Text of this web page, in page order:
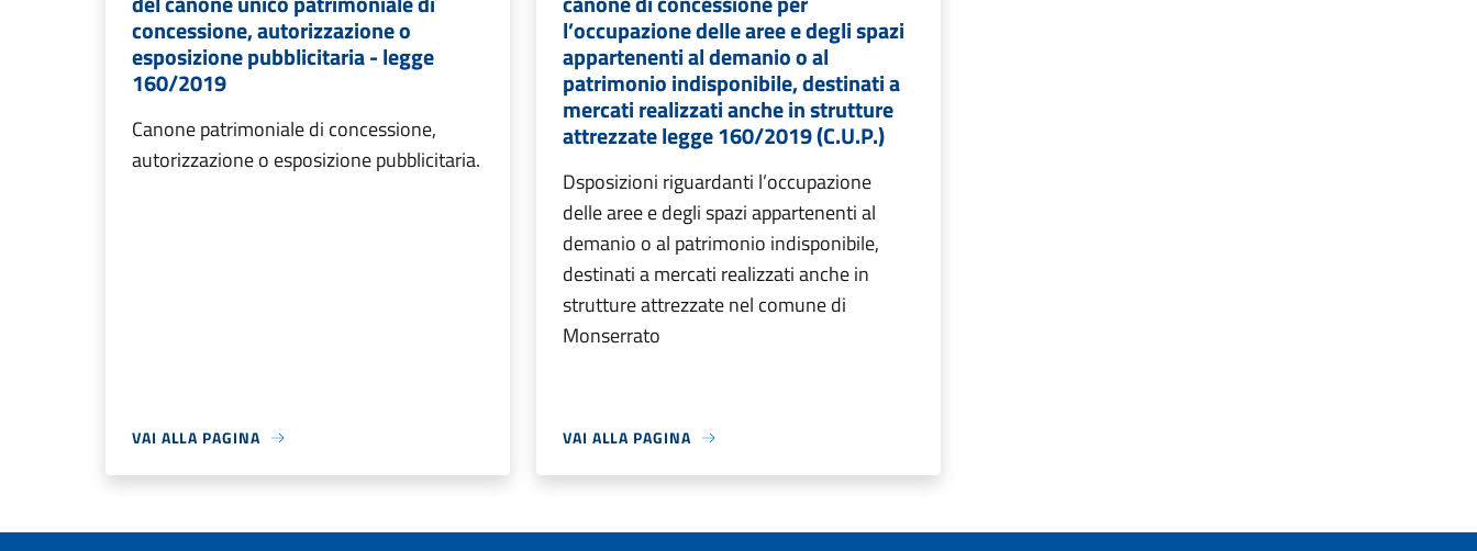
concessione, autorizzazione o
esposizione pubblicitaria - legge
160/2019
Canone patrimoniale di concessione,
autorizzazione o esposizione pubblicitaria.
VAI ALLA PAGINA
l’occupazione delle aree e degli spazi
appartenenti al demanio o al
patrimonio indisponibile, destinati a
mercati realizzati anche in strutture
attrezzate legge 160/2019 (C.U.P.)
Dsposizioni riguardanti l’occupazione
delle aree e degli spazi appartenenti al
demanio o al patrimonio indisponibile,
destinati a mercati realizzati anche in
strutture attrezzate nel comune di
Monserrato
VAI ALLA PAGINA